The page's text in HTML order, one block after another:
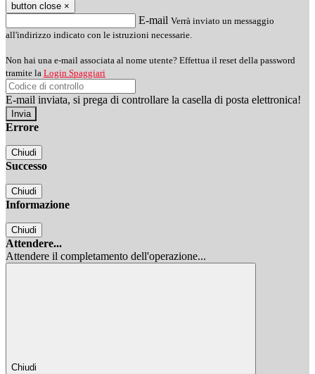
button close ×
E-mail Verrà inviato un messaggio
all'indirizzo indicato con le istruzioni necessarie.
Non hai una e-mail associata al nome utente? Effettua il reset della password
tramite la Login Spaggiari
E-mail inviata, si prega di controllare la casella di posta elettronica!
Errore
Chiudi
Successo
Chiudi
Informazione
Chiudi
Attendere...
Attendere il completamento dell'operazione...
Chiudi